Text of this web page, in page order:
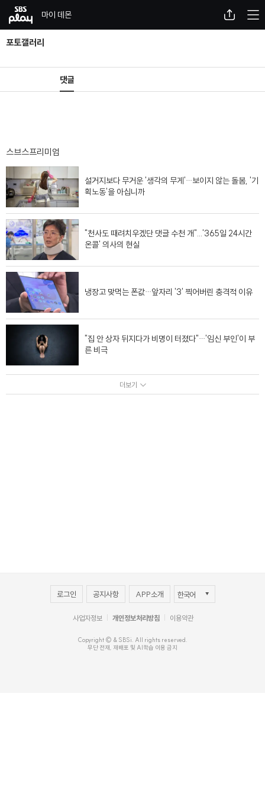
SBS 마이 데몬 공유 메
레이어 닫기 (오른쪽으로 닫힘)
포토갤러리
댓글
스브스프리미엄
설거지보다 무거운 '생각의 무게'…보이지 않는 돌봄, '기
획노동'을 아십니까
"천사도 때려치우겠단 댓글 수천 개"...'365일 24시간
온콜' 의사의 현실
냉장고 맞먹는 폰값…앞자리 '3' 찍어버린 충격적 이유
"집 안 상자 뒤지다가 비명이 터졌다"…'임신 부인'이 부
른 비극
더보기
로그인 공지사항 APP소개
사업자정보 개인정보처리방침 이용약관
Copyright © & SBSi. All rights reserved.
무단 전재, 재배포 및 AI학습 이용 금지